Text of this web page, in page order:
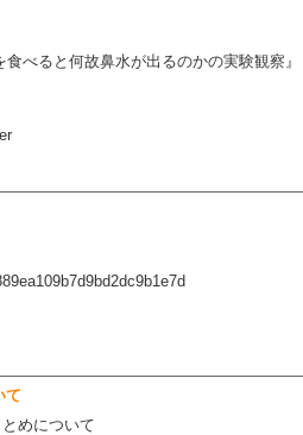
べると何故鼻水が出るのかの実験観察』
て
めについて